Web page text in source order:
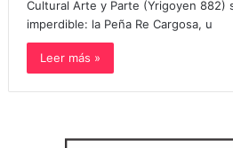
Cultural Arte y Parte (Yrigoyen 882)
imperdible: la Peña Re Cargosa, u
Leer más »